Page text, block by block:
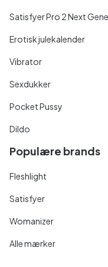
Satisfyer Pro 2 Next
Erotisk julekalender
Vibrator
Sexdukker
Pocket Pussy
Dildo
Populære brands
Fleshlight
Satisfyer
Womanizer
Alle mærker